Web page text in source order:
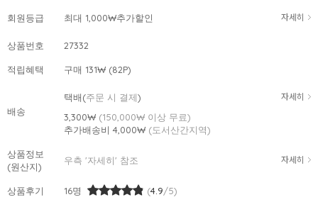
회원등급 최대 1,000₩추가할인 자세히
상품번호 27332
적립혜택 구매 131₩ (82P)
배송
택배(주문 시 결제) 자세히
3,300₩ (150,000₩ 이상 무료)
추가배송비 4,000₩ (도서산간지역)
상품정보
(원산지)
우측 '자세히' 참조 자세히
상품후기 16명 (4.9/5)